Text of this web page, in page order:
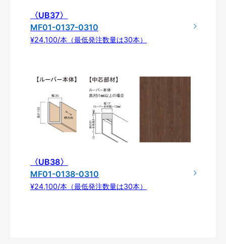
〈UB37〉
MF01-0137-0310
¥24,100/本（最低発注数量は30本）
〈UB38〉
MF01-0138-0310
¥24,100/本（最低発注数量は30本）